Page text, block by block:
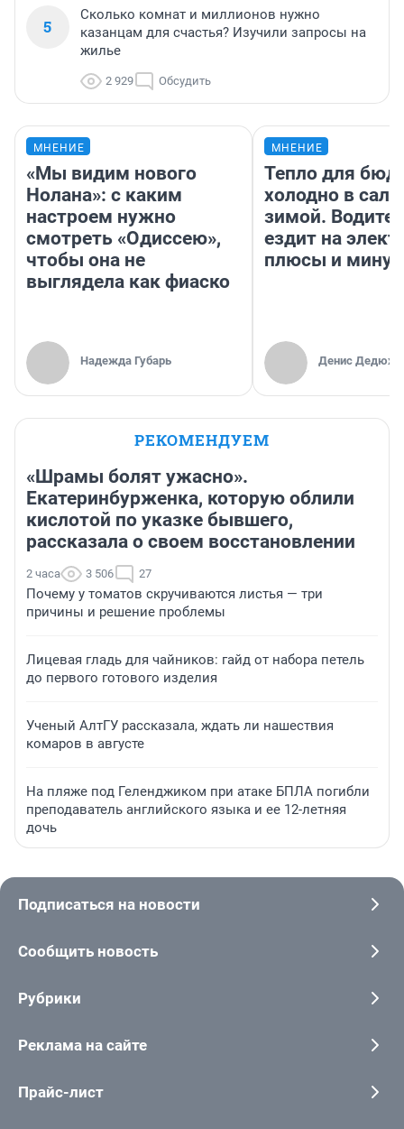
5
Сколько комнат и миллионов нужно
казанцам для счастья? Изучили запросы на
жилье
2 929 Обсудить
МНЕНИЕ
«Мы видим нового
Нолана»: с каким
настроем нужно
смотреть «Одиссею»,
чтобы она не
выглядела как фиаско
Надежда Губарь
МНЕНИЕ
Тепло для
холодно в
зимой.
ездит на
плюсы и
Денис
РЕКОМЕНДУЕМ
«Шрамы болят ужасно».
Екатеринбурженка, которую облили
кислотой по указке бывшего,
рассказала о своем восстановлении
2 часа 3 506 27
Почему у томатов скручиваются листья — три
причины и решение проблемы
Лицевая гладь для чайников: гайд от набора петель
до первого готового изделия
Ученый АлтГУ рассказала, ждать ли нашествия
комаров в августе
На пляже под Геленджиком при атаке БПЛА погибли
преподаватель английского языка и ее 12-летняя
дочь
Подписаться на новости
Сообщить новость
Рубрики
Реклама на сайте
Прайс-лист